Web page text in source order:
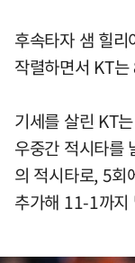
후속타자 샘 힐
작렬하면서 KT
기세를 살린 KT
우중간 적시타를
의 적시타로, 5회
추가해 11-1까지